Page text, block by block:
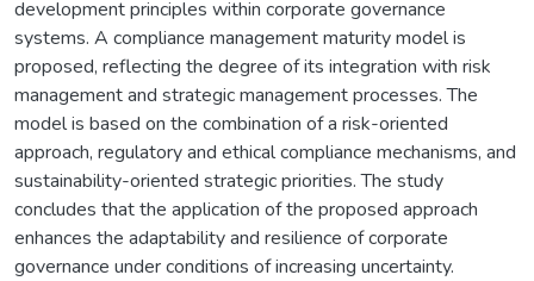
development principles within corporate governance
systems. A compliance management maturity model is
proposed, reflecting the degree of its integration with risk
management and strategic management processes. The
model is based on the combination of a risk-oriented
approach, regulatory and ethical compliance mechanisms, and
sustainability-oriented strategic priorities. The study
concludes that the application of the proposed approach
enhances the adaptability and resilience of corporate
governance under conditions of increasing uncertainty.